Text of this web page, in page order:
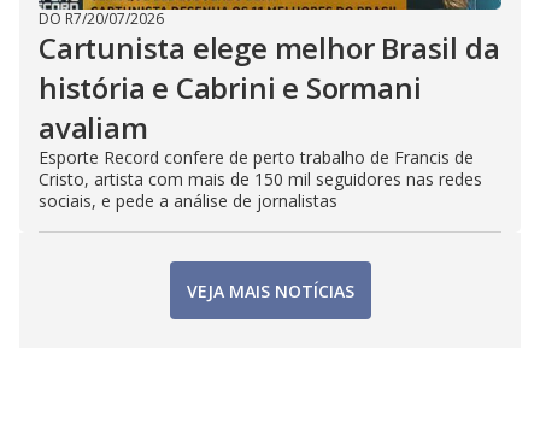
DO R7/20/07/2026
Cartunista elege melhor Brasil da
história e Cabrini e Sormani
avaliam
Esporte Record confere de perto trabalho de Francis de
Cristo, artista com mais de 150 mil seguidores nas redes
sociais, e pede a análise de jornalistas
VEJA MAIS NOTÍCIAS